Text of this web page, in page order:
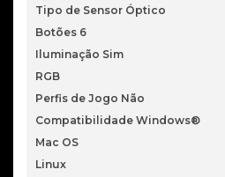
Tipo de Sensor Óptico
Botões 6
Iluminação Sim
RGB
Perfis de Jogo Não
Compatibilidade Windows®
Mac OS
Linux